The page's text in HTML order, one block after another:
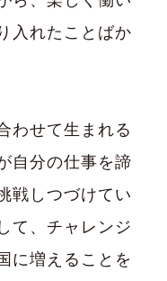
入れたことばか
わせて生まれる
自分の仕事を諦
戦しつづけてい
て、チャレンジ
に増えることを